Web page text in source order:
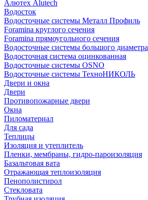
Алютех Alutech
Водосток
Водосточные системы Металл Профиль
Foramina круглого сечения
Foramina прямоугольного сечения
Водосточные системы большого диаметра
Водосточная система оцинкованная
Водосточные системы OSNO
Водосточные системы ТехноНИКОЛЬ
Двери и окна
Двери
Противопожарные двери
Окна
Пиломатериал
Для сада
Теплицы
Изоляция и утеплитель
Пленки, мембраны, гидро-пароизоляция
Базальтовая вата
Отражающая теплоизоляция
Пенополистирол
Стекловата